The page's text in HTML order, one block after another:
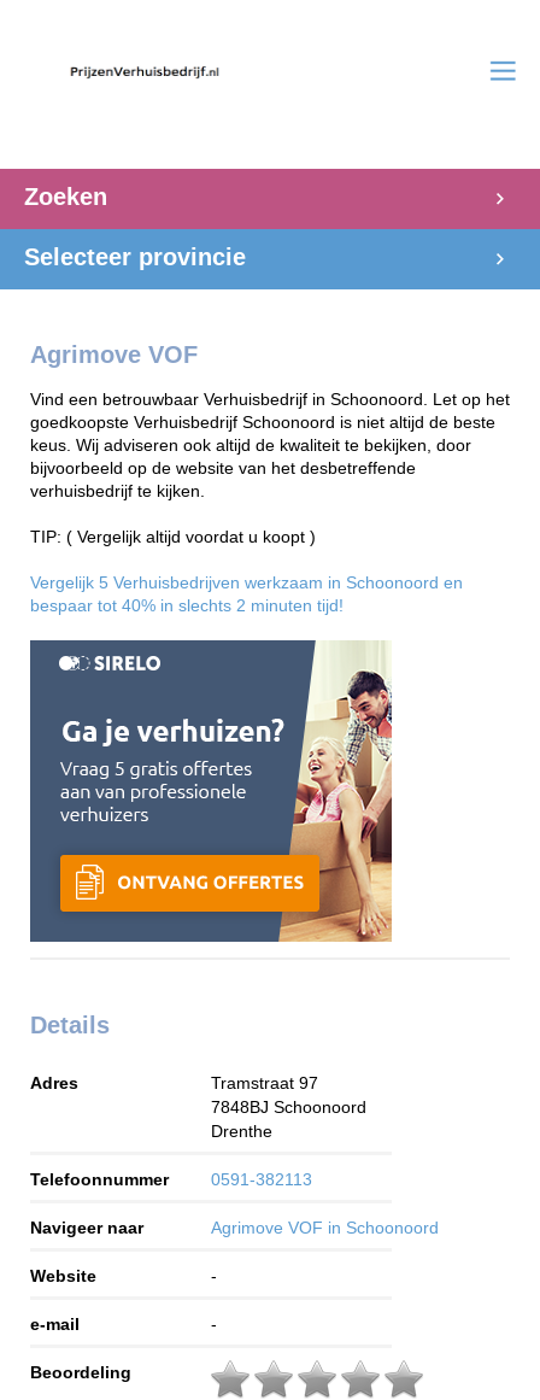
Zoeken
Selecteer provincie
Agrimove VOF
Vind een betrouwbaar Verhuisbedrijf in Schoonoord. Let op het
goedkoopste Verhuisbedrijf Schoonoord is niet altijd de beste
keus. Wij adviseren ook altijd de kwaliteit te bekijken, door
bijvoorbeeld op de website van het desbetreffende
verhuisbedrijf te kijken.
TIP: ( Vergelijk altijd voordat u koopt )
Vergelijk 5 Verhuisbedrijven werkzaam in Schoonoord en
bespaar tot 40% in slechts 2 minuten tijd!
Details
Adres
Tramstraat 97
7848BJ Schoonoord
Drenthe
Telefoonnummer 0591-382113
Navigeer naar Agrimove VOF in Schoonoord
Website -
e-mail -
Beoordeling